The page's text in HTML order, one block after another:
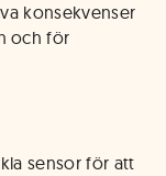
konsekvenser
och för
sensor för att